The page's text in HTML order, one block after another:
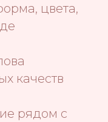
цвета,
качеств
рядом с